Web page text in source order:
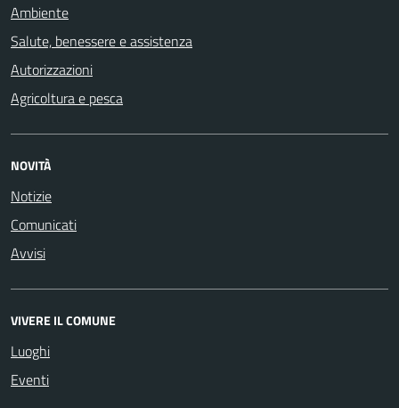
Ambiente
Salute, benessere e assistenza
Autorizzazioni
Agricoltura e pesca
NOVITÀ
Notizie
Comunicati
Avvisi
VIVERE IL COMUNE
Luoghi
Eventi